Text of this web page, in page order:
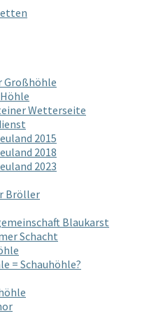
Großhöhle
Wetterseite
2015
2018
2023
Bröller
Blaukarst
Schacht
= Schauhöhle?